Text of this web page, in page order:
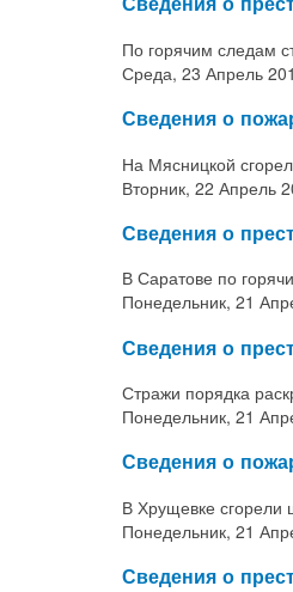
По горячим следам
Среда, 23 Апрель
Сведения о
На Мясницкой
Вторник, 22 Апрель
Сведения о
В Саратове по
Понедельник, 21
Сведения о
Стражи порядка
Понедельник, 21
Сведения о
В Хрущевке сгорели
Понедельник, 21
Сведения о